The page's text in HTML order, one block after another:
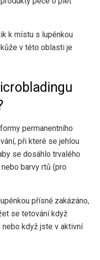
k místu s lupénkou
v této oblasti je
permanentního
při které se jehlou
se dosáhlo trvalého
barvy rtů (pro
přísně zakázáno,
se tetováníkdyž
když jste v aktivní